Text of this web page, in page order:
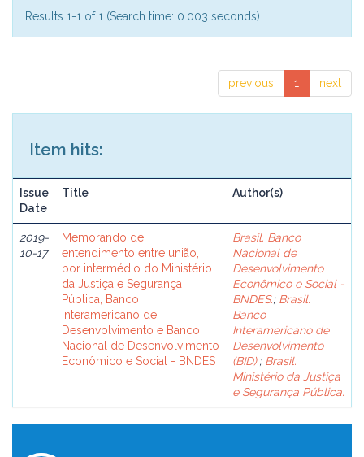
Results 1-1 of 1 (Search time: 0.003 seconds).
previous 1 next
Item hits:
Issue
Date
Title Author(s)
2019-
10-17
Memorando de
entendimento entre união,
por intermédio do Ministério
da Justiça e Segurança
Pública, Banco
Interamericano de
Desenvolvimento e Banco
Nacional de Desenvolvimento
Econômico e Social - BNDES
Brasil. Banco
Nacional de
Desenvolvimento
Econômico e Social -
BNDES.; Brasil.
Banco
Interamericano de
Desenvolvimento
(BID).; Brasil.
Ministério da Justiça
e Segurança Pública.